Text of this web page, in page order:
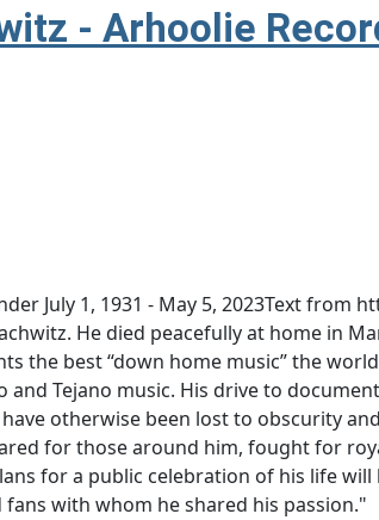
- Arhoolie
July 1, 1931 - May 5, 2023 ​​Text
He died peacefully at home in
the best “down home music” the
and Tejano music. His drive to
otherwise been lost to obscurity
for those around him, fought for
for a public celebration of his life
with whom he shared his